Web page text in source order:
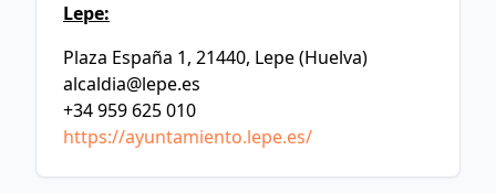
Lepe:
Plaza España 1, 21440, Lepe (Huelva)
alcaldia@lepe.es
+34 959 625 010
https://ayuntamiento.lepe.es/